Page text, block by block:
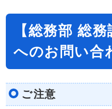
【総務部 総務
へのお問い合
ご注意